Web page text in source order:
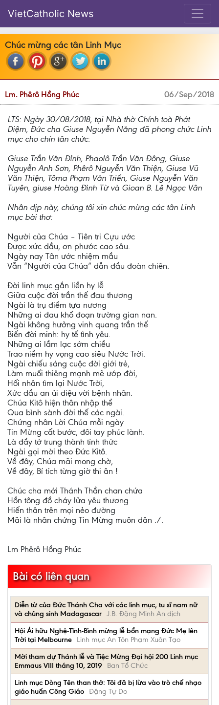
VietCatholic News
Chúc mừng các tân Linh Mục
Lm. Phêrô Hồng Phúc 06/Sep/2018
LTS: Ngày 30/08/2018, tại Nhà thờ Chính toà Phát
Diệm, Đức cha Giuse Nguyễn Năng đã phong chức Linh
mục cho chín tân chức:
Giuse Trần Văn Đỉnh, Phaolô Trần Văn Đông, Giuse
Nguyễn Anh Sơn, Phêrô Nguyễn Văn Thiện, Giuse Vũ
Văn Thiện, Tôma Phạm Văn Triển, Giuse Nguyễn Văn
Tuyên, giuse Hoàng Đình Từ và Gioan B. Lê Ngọc Vân
Nhân dịp này, chúng tôi xin chúc mừng các tân Linh
mục bài thơ:
Người của Chúa – Tiên tri Cựu ước
Được xức dầu, ơn phước cao sâu.
Ngày nay Tân ước nhiệm mầu
Vẫn “Người của Chúa” dẫn đầu đoàn chiên.
Đời linh mục gắn liền hy lễ
Giữa cuộc đời trần thế đau thương
Ngài là trụ điểm tựa nương
Những ai đau khổ đoạn trường gian nan.
Ngài không hưởng vinh quang trần thế
Biến đời minh: hy tế tình yêu.
Những ai lầm lạc sớm chiều
Trao niềm hy vọng cao siêu Nước Trời.
Ngài chiếu sáng cuộc đời giới trẻ,
Làm muối thiêng mạnh mẽ ướp đời,
Hối nhân tìm lại Nước Trời,
Xức dầu an ủi diệu vời bệnh nhân.
Chúa Kitô hiện thân nhập thể
Qua bình sành đời thế các ngài.
Chứng nhân Lời Chúa mỗi ngày
Tin Mừng cất bước, đôi tay phúc lành.
Là đầy tớ trung thành tỉnh thức
Ngài gọi mời theo Đức Kitô.
Về đây, Chúa mãi mong chờ,
Về đây, Bí tích từng giờ thi ân !
Chúc cha mới Thánh Thần chan chứa
Hồn tông đồ cháy lửa yêu thương
Hiến thân trên mọi nẻo đường
Mãi là nhân chứng Tin Mừng muôn dân ./.
Lm Phêrô Hồng Phúc
Bài có liên quan
Diễn từ của Đức Thánh Cha với các linh mục, tu sĩ nam nữ
và chủng sinh Madagascar J.B. Đặng Minh An dịch
Hội Ái hữu Nghệ-Tĩnh-Bình mừng lễ bổn mạng Đức Mẹ lên
Trời tại Melbourne
Linh mục An Tôn Phạm Xuân Tạo
Mời tham dự Thánh lễ và Tiệc Mừng Đại hội 200 Linh mục
Emmaus VIII tháng 10, 2019
Ban Tổ Chức
Linh mục Dòng Tên than thở: Tôi đã bị lừa vào trò chế nhạo
giáo huấn Công Giáo Đặng Tự Do